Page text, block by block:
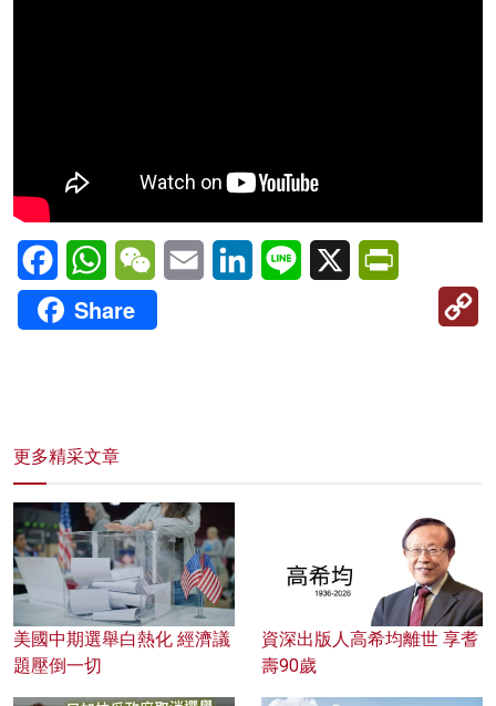
FacebookWhatsAppWeChatEmail LinkedInLine X
Share
更多精采文章
美國中期選舉白熱化 經濟議
題壓倒一切
資深出版人高希均離世 享耆
壽90歲